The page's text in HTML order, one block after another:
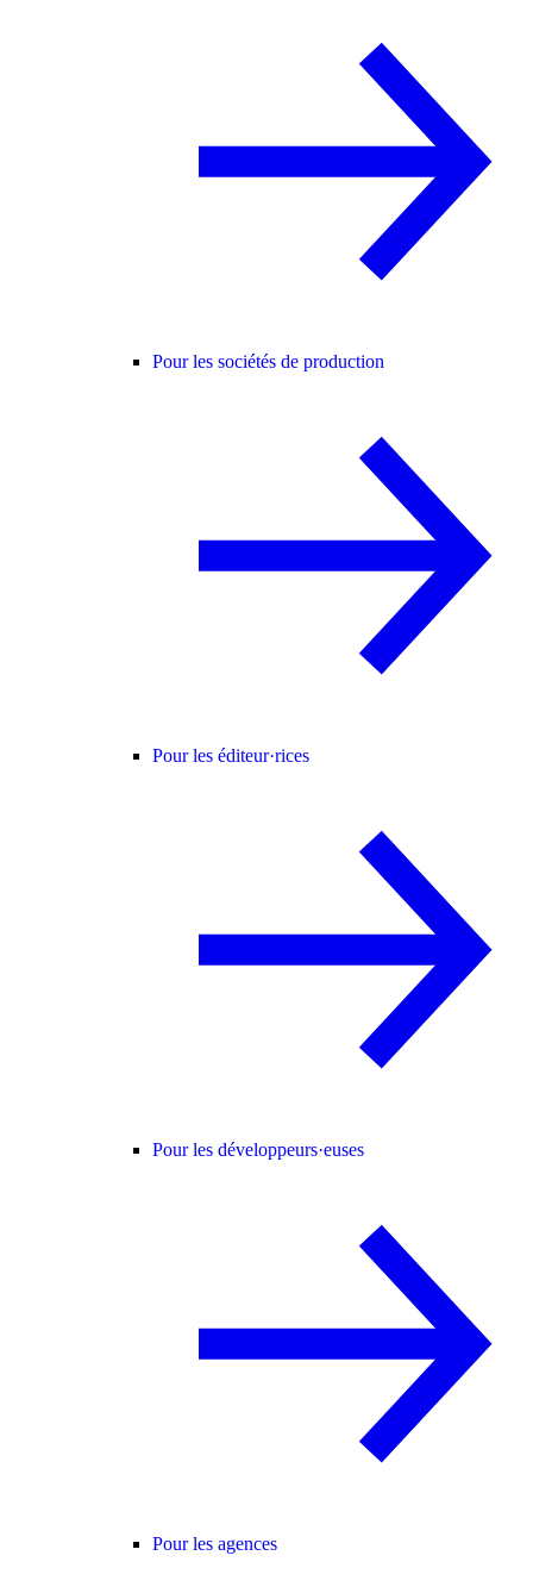
Pour les sociétés de production
Pour les éditeur·rices
Pour les développeurs·euses
Pour les agences